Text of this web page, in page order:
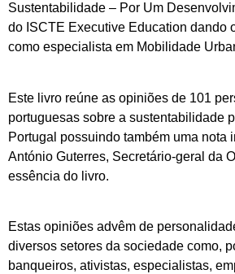
Sustentabilidade – Por Um
do ISCTE Executive Education dando
como especialista em Mobilidade
Este livro reúne as opiniões de 101
portuguesas sobre a sustentabilidade
Portugal possuindo também uma nota
António Guterres, Secretário-geral da
essência do livro.
Estas opiniões advêm de
diversos setores da sociedade como,
banqueiros, ativistas, especialistas,